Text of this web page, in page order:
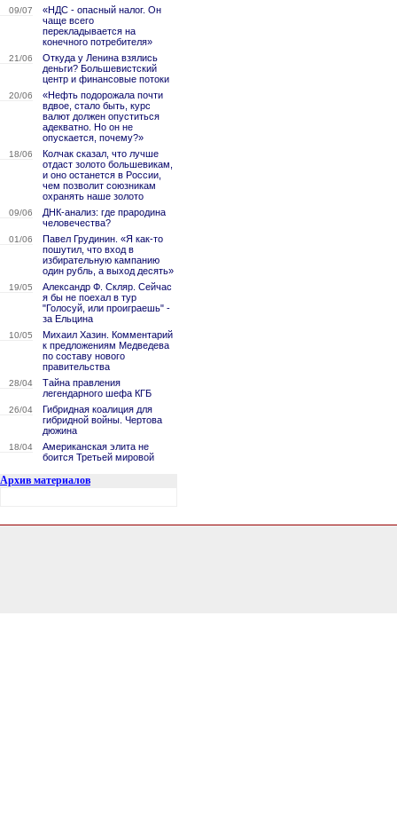
09/07
«НДС - опасный налог. Он
чаще всего
перекладывается на
конечного потребителя»
21/06
Откуда у Ленина взялись
деньги? Большевистский
центр и финансовые потоки
20/06
«Нефть подорожала почти
вдвое, стало быть, курс
валют должен опуститься
адекватно. Но он не
опускается, почему?»
18/06
Колчак сказал, что лучше
отдаст золото большевикам,
и оно останется в России,
чем позволит союзникам
охранять наше золото
09/06
ДНК-анализ: где прародина
человечества?
01/06
Павел Грудинин. «Я как-то
пошутил, что вход в
избирательную кампанию
один рубль, а выход десять»
19/05
Александр Ф. Скляр. Сейчас
я бы не поехал в тур
"Голосуй, или проиграешь" -
за Ельцина
10/05
Михаил Хазин. Комментарий
к предложениям Медведева
по составу нового
правительства
28/04
Тайна правления
легендарного шефа КГБ
26/04
Гибридная коалиция для
гибридной войны. Чертова
дюжина
18/04
Американская элита не
боится Третьей мировой
Архив материалов